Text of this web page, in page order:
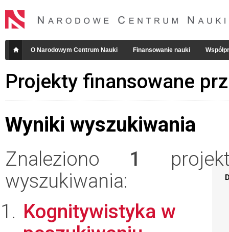
O Narodowym Centrum Nauki Finansowanie nauki
Projekty finansowane
Wyniki wyszukiwania
Znaleziono 1
wyszukiwania:
Kognitywistyka w